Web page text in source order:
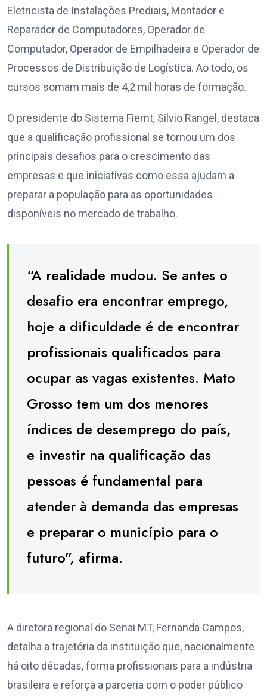
Eletricista de Instalações Prediais, Montador e
Reparador de Computadores, Operador de
Computador, Operador de Empilhadeira e Operador de
Processos de Distribuição de Logística. Ao todo, os
cursos somam mais de 4,2 mil horas de formação.
O presidente do Sistema Fiemt, Silvio Rangel, destaca
que a qualificação profissional se tornou um dos
principais desafios para o crescimento das
empresas e que iniciativas como essa ajudam a
preparar a população para as oportunidades
disponíveis no mercado de trabalho.
“A realidade mudou. Se antes o
desafio era encontrar emprego,
hoje a dificuldade é de encontrar
profissionais qualificados para
ocupar as vagas existentes. Mato
Grosso tem um dos menores
índices de desemprego do país,
e investir na qualificação das
pessoas é fundamental para
atender à demanda das empresas
e preparar o município para o
futuro”, afirma.
A diretora regional do Senai MT, Fernanda Campos,
detalha a trajetória da instituição que, nacionalmente
há oito décadas, forma profissionais para a indústria
brasileira e reforça a parceria com o poder público